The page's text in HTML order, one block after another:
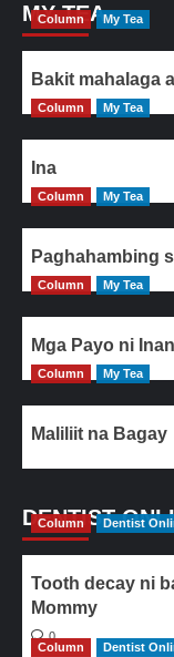
MY TEA
Column My Tea
Bakit mahalaga
Column My Tea
Ina
Column My Tea
Paghahambing
Column My Tea
Mga Payo ni
Column My Tea
Maliliit na Bagay
DENTIST
Column Dentist
Tooth decay ni
Mommy
0
Column
Dentist